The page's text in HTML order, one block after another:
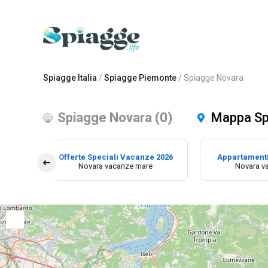
Spiagge Italia / Spiagge Piemonte / Spiagge Novara
Spiagge Novara (0) Mappa
Offerte Speciali Vacanze 2026
Novara vacanze mare
Novara